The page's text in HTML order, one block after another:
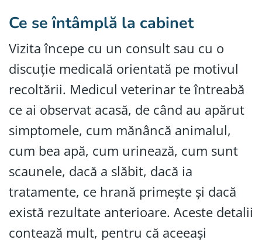
Ce se întâmplă la cabinet
Vizita începe cu un consult sau cu o
discuție medicală orientată pe motivul
recoltării. Medicul veterinar te întreabă
ce ai observat acasă, de când au apărut
simptomele, cum mănâncă animalul,
cum bea apă, cum urinează, cum sunt
scaunele, dacă a slăbit, dacă ia
tratamente, ce hrană primește și dacă
există rezultate anterioare. Aceste detalii
contează mult, pentru că aceeași